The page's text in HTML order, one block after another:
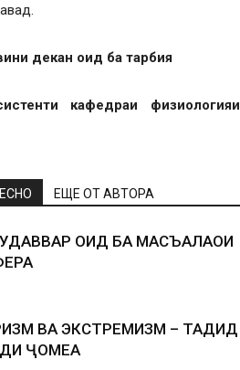
декан оид ба тарбия
кафедраи физиологияи
ЕЩЕ ОТ АВТОРА
ОИД БА МАСЪАЛАҲОИ
ВА ЭКСТРЕМИЗМ – ТАҲДИД
ҶОМЕА